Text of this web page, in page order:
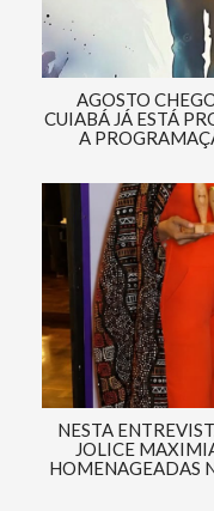
AGOSTO
CUIABÁ JÁ ESTÁ
A
NESTA
JOLICE
HOMENAGEADAS